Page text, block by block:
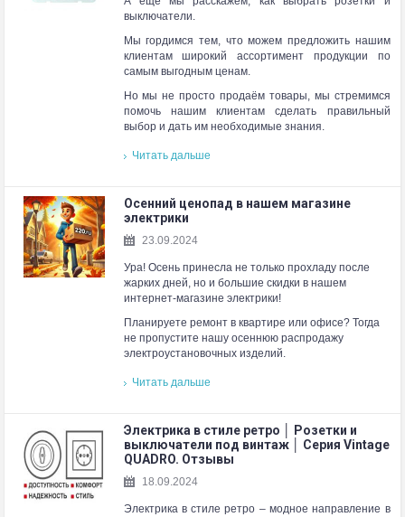
выключатели.
Мы гордимся тем, что можем предложить нашим
клиентам широкий ассортимент продукции по
самым выгодным ценам.
Но мы не просто продаём товары, мы стремимся
помочь нашим клиентам сделать правильный
выбор и дать им необходимые знания.
Читать дальше
Осенний ценопад в нашем магазине
электрики
23.09.2024
Ура! Осень принесла не только прохладу после
жарких дней, но и большие скидки в нашем
интернет-магазине электрики!
Планируете ремонт в квартире или офисе? Тогда
не пропустите нашу осеннюю распродажу
электроустановочных изделий.
Читать дальше
Электрика в стиле ретро │ Розетки и
выключатели под винтаж │ Серия Vintage
QUADRO. Отзывы
18.09.2024
Электрика в стиле ретро – модное направление в